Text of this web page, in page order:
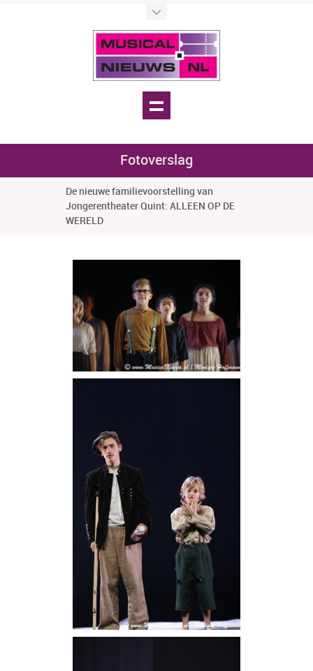
Fotoverslag
De nieuwe familievoorstelling van
Jongerentheater Quint: ALLEEN OP DE
WERELD